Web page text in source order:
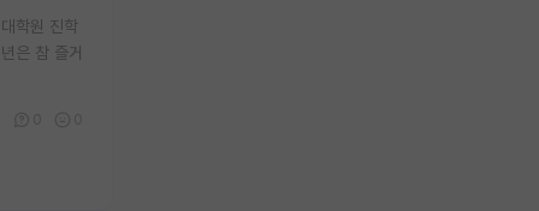
학원 진학
은 참 즐거